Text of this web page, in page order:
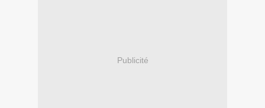
Publicité